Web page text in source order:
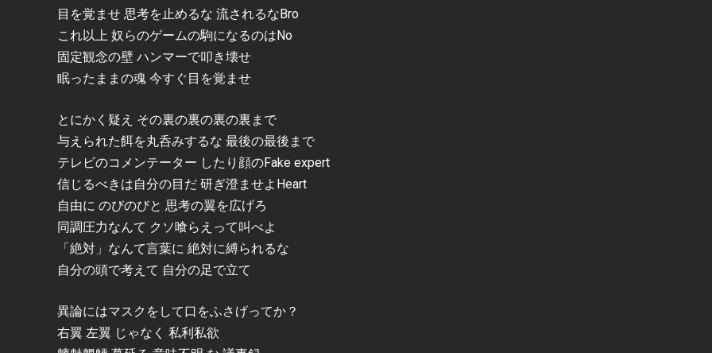
目を覚ませ 思考を止めるな 流されるなBro
これ以上 奴らのゲームの駒になるのはNo
固定観念の壁 ハンマーで叩き壊せ
眠ったままの魂 今すぐ目を覚ませ
とにかく疑え その裏の裏の裏の裏まで
与えられた餌を丸呑みするな 最後の最後まで
テレビのコメンテーター したり顔のFake expert
信じるべきは自分の目だ 研ぎ澄ませよHeart
自由に のびのびと 思考の翼を広げろ
同調圧力なんて クソ喰らえって叫べよ
「絶対」なんて言葉に 絶対に縛られるな
自分の頭で考えて 自分の足で立て
異論にはマスクをして口をふさげってか？
右翼 左翼 じゃなく 私利私欲